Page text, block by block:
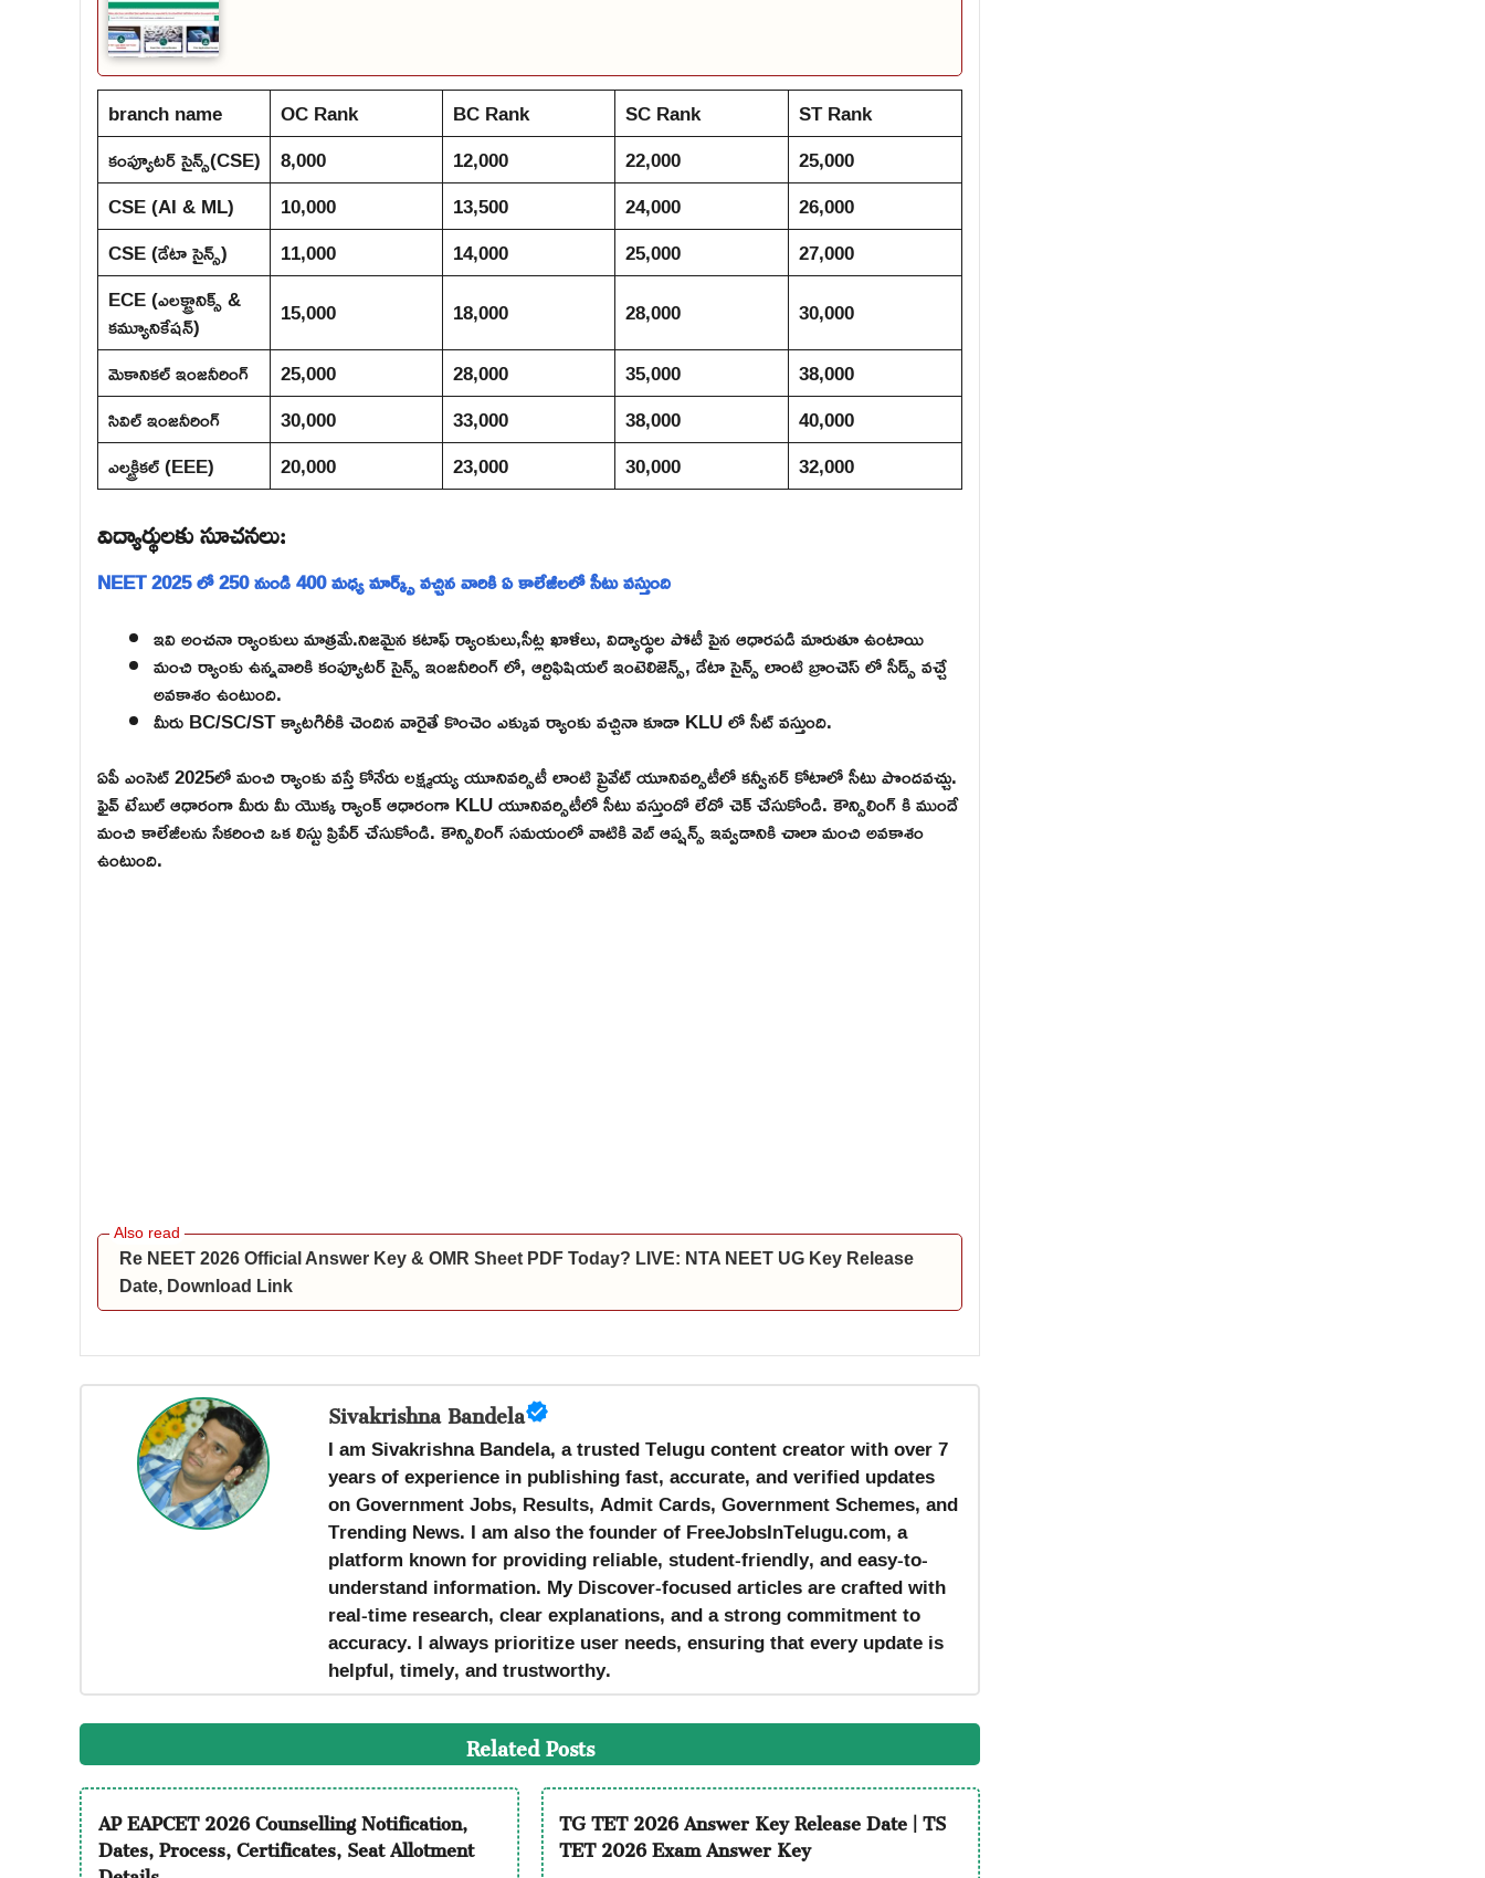
branch name OC Rank BC Rank SC Rank
ST Rank
కంప్యూటర్ సైన్స్(CSE) 8,000 12,000 22,000
25,000
CSE (AI & ML)
10,000 13,500 24,000
26,000
CSE (డేటా సైన్స్)
11,000 14,000 25,000
27,000
ECE (ఎలక్ట్రానిక్స్ &
కమ్యూనికేషన్) 15,000 18,000 28,000
30,000
మెకానికల్ ఇంజనీరింగ్
25,000 28,000 35,000
38,000
సివిల్ ఇంజనీరింగ్
30,000 33,000 38,000
40,000
ఎలక్ట్రికల్ (EEE)
20,000 23,000 30,000 32,000
విద్యార్థులకు సూచనలు:
NEET 2025 లో 250 నుండి 400 మధ్య మార్క్స్ వచ్చిన వారికి ఏ కాలేజీలలో సీటు వస్తుంది
ఇవి అంచనా ర్యాంకులు మాత్రమే.నిజమైన కటాఫ్ ర్యాంకులు,సీట్ల ఖాళీలు, విద్యార్థుల పోటీ పైన ఆధారపడి మారుతూ ఉంటాయి
మంచి ర్యాంకు ఉన్నవారికి కంప్యూటర్ సైన్స్ ఇంజనీరింగ్ లో, ఆర్టిఫిషియల్ ఇంటెలిజెన్స్, డేటా సైన్స్ లాంటి బ్రాంచెస్ లో సీడ్స్ వచ్చే
అవకాశం ఉంటుంది.
మీరు BC/SC/ST క్యాటగిరీకి చెందిన వారైతే కొంచెం ఎక్కువ ర్యాంకు వచ్చినా కూడా KLU లో సీట్ వస్తుంది.
ఏపీ ఎంసెట్ 2025లో మంచి ర్యాంకు వస్తే కోనేరు లక్ష్మయ్య యూనివర్సిటీ లాంటి ప్రైవేట్ యూనివర్సిటీలో కన్వీనర్ కోటాలో సీటు పొందవచ్చు.
ఫైవ్ టేబుల్ ఆధారంగా మీరు మీ యొక్క ర్యాంక్ ఆధారంగా KLU యూనివర్సిటీలో సీటు వస్తుందో లేదో చెక్ చేసుకోండి. కౌన్సిలింగ్ కి ముందే
మంచి కాలేజీలను సేకరించి ఒక లిస్టు ప్రిపేర్ చేసుకోండి. కౌన్సిలింగ్ సమయంలో వాటికి వెబ్ ఆప్షన్స్ ఇవ్వడానికి చాలా మంచి అవకాశం
ఉంటుంది.
Re NEET 2026 Official Answer Key & OMR Sheet PDF Today? LIVE: NTA NEET UG Key Release
Date, Download Link
Sivakrishna Bandela
I am Sivakrishna Bandela, a trusted Telugu content creator with over 7
years of experience in publishing fast, accurate, and verified updates
on Government Jobs, Results, Admit Cards, Government Schemes, and
Trending News. I am also the founder of FreeJobsInTelugu.com, a
platform known for providing reliable, student-friendly, and easy-to-
understand information. My Discover-focused articles are crafted with
real-time research, clear explanations, and a strong commitment to
accuracy. I always prioritize user needs, ensuring that every update is
helpful, timely, and trustworthy.
Related Posts
AP EAPCET 2026 Counselling Notification,
Dates, Process, Certificates, Seat Allotment
TG TET 2026 Answer Key Release Date | TS
TET 2026 Exam Answer Key